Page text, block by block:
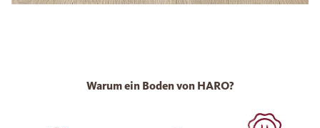
Warum ein Boden von HARO?